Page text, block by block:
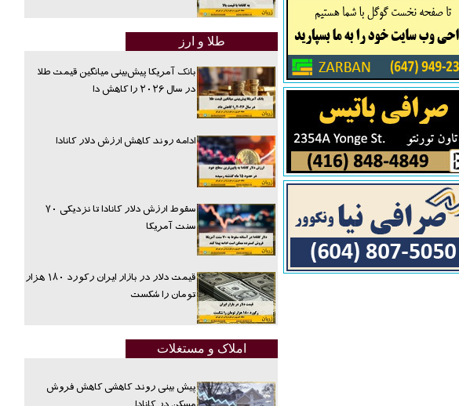
طلا و ارز
بانک آمریکا پیش‌بینی میانگین قیمت طلا
در سال ۲۰۲۶ را کاهش دا
ادامه روند کاهش ارزش دلار کانادا
سقوط ارزش دلار کانادا تا نزدیکی ۷۰
سنت آمریکا
قیمت دلار در بازار ایران رکورد ۱۸۰ هزار
تومان را شکست
املاک و مستغلات
پیش بینی روند کاهشی کاهش فروش